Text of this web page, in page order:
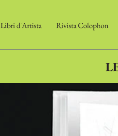
Libri d'Artista Rivista Colophon